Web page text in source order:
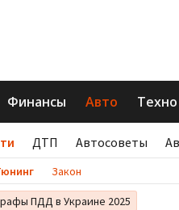
Финансы Авто Техно
ДТП Автосоветы
Закон
ПДД в Украине 2025